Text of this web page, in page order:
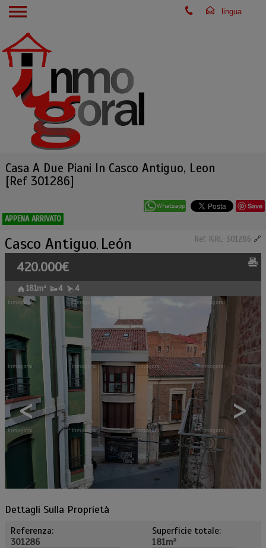
Casa A Due Piani In Casco Antiguo, Leon
[Ref 301286]
Save
APPENA ARRIVATO
Ref. IGRL-301286 🔗
Casco Antiguo, León
420.000€
181m² 4 4
< >
Dettagli Sulla Proprietà
Referenza:
301286
Superficie totale:
181m²